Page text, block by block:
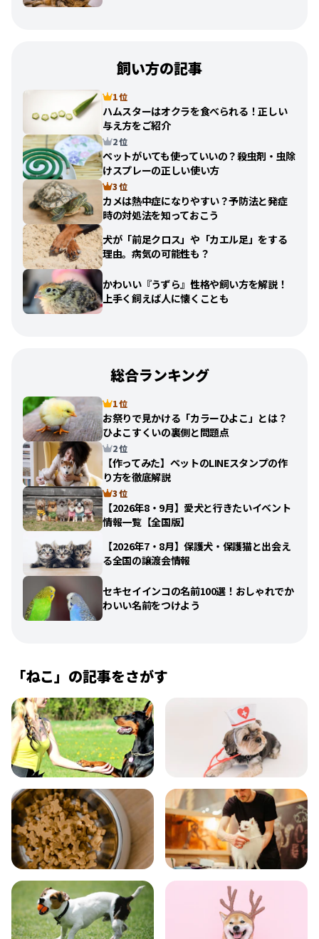
飼い方の記事
1 位
ハムスターはオクラを食べられる！正しい
与え方をご紹介
2 位
ペットがいても使っていいの？殺虫剤・虫除
けスプレーの正しい使い方
3 位
カメは熱中症になりやすい？予防法と発症
時の対処法を知っておこう
犬が「前足クロス」や「カエル足」をする
理由。病気の可能性も？
かわいい『うずら』性格や飼い方を解説！
上手く飼えば人に懐くことも
総合ランキング
1 位
お祭りで見かける「カラーひよこ」とは？
ひよこすくいの裏側と問題点
2 位
【作ってみた】ペットのLINEスタンプの作
り方を徹底解説
3 位
【2026年8・9月】愛犬と行きたいイベント
情報一覧【全国版】
【2026年7・8月】保護犬・保護猫と出会え
る全国の譲渡会情報
セキセイインコの名前100選！おしゃれでか
わいい名前をつけよう
「ねこ 」の記事をさがす
飼い方 健康
食事 お手入れ